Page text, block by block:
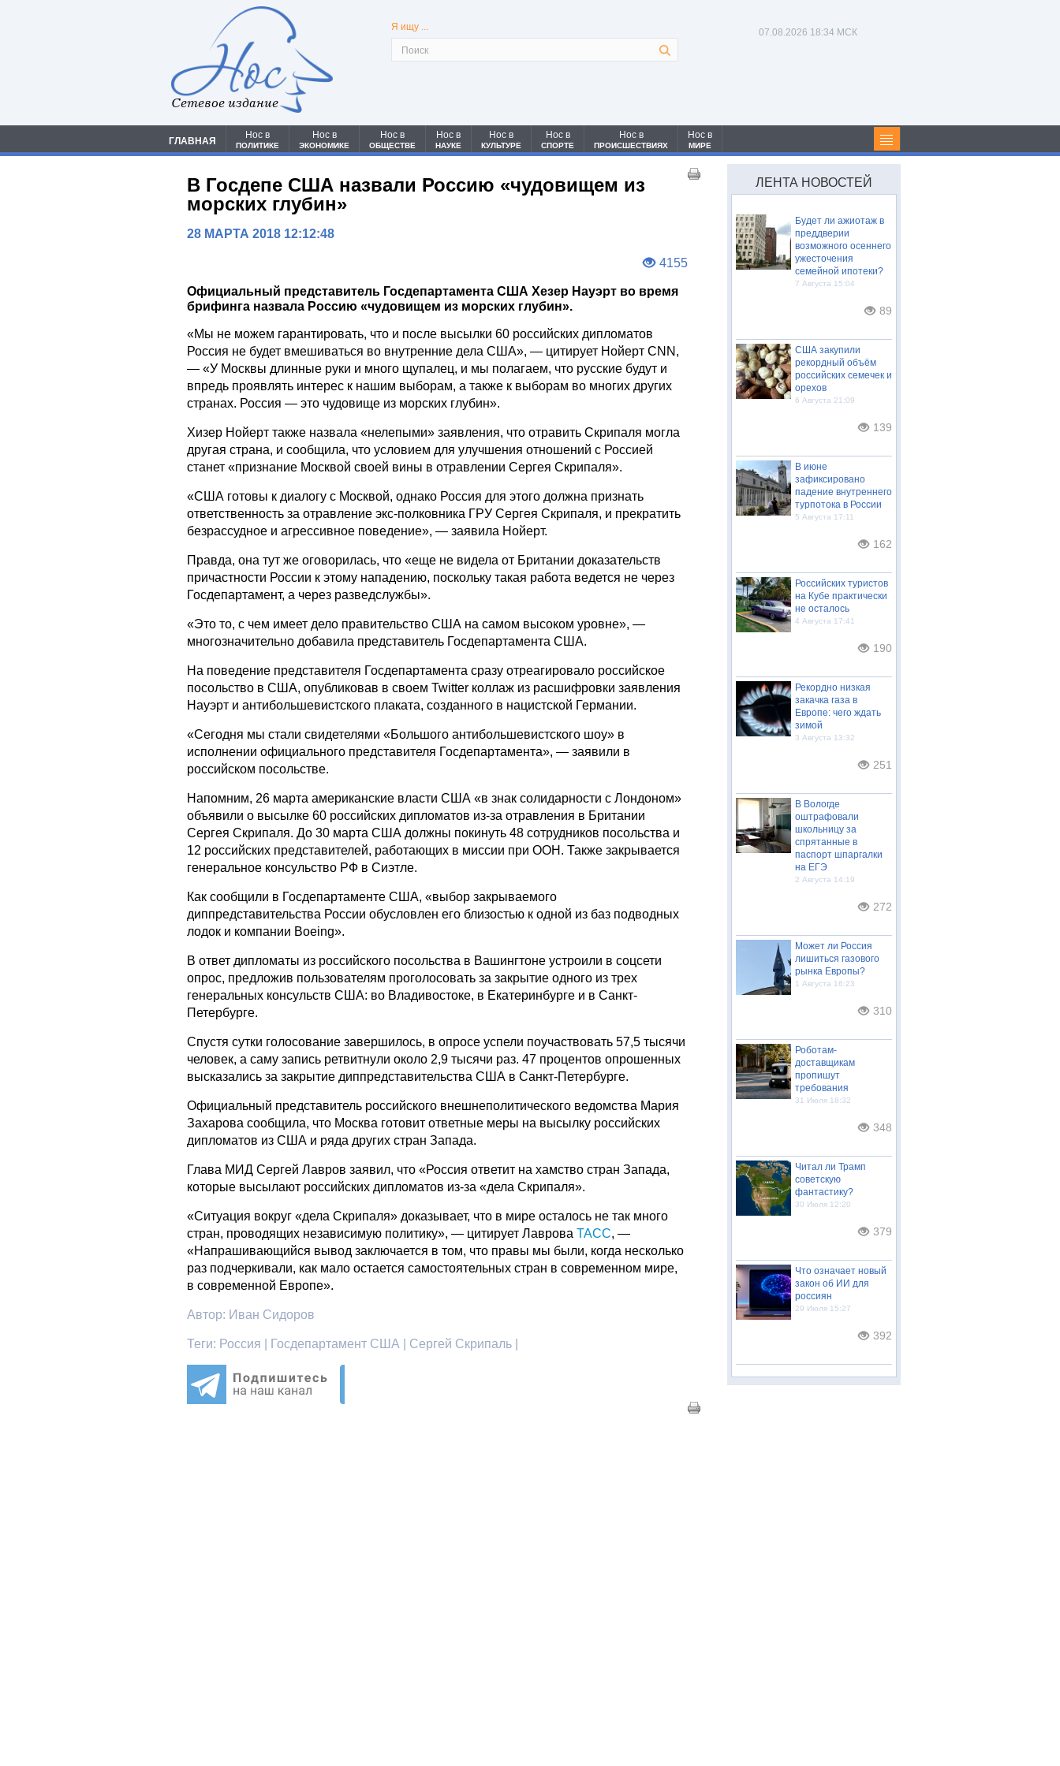
Сетевое издание
Я ищу ... 07.08.2026 18:34 МСК
ГЛАВНАЯ
Нос в
ПОЛИТИКЕ
Нос в
ЭКОНОМИКЕ
Нос в
ОБЩЕСТВЕ
Нос в
НАУКЕ
Нос в
КУЛЬТУРЕ
Нос в
СПОРТЕ
Нос в
ПРОИСШЕСТВИЯХ
Нос в
МИРЕ
В Госдепе США назвали Россию «чудовищем из
морских глубин»
28 МАРТА 2018 12:12:48
4155
Официальный представитель Госдепартамента США Хезер Науэрт во время
брифинга назвала Россию «чудовищем из морских глубин».
«Мы не можем гарантировать, что и после высылки 60 российских дипломатов
Россия не будет вмешиваться во внутренние дела США», — цитирует Нойерт CNN,
— «У Москвы длинные руки и много щупалец, и мы полагаем, что русские будут и
впредь проявлять интерес к нашим выборам, а также к выборам во многих других
странах. Россия — это чудовище из морских глубин».
Хизер Нойерт также назвала «нелепыми» заявления, что отравить Скрипаля могла
другая страна, и сообщила, что условием для улучшения отношений с Россией
станет «признание Москвой своей вины в отравлении Сергея Скрипаля».
«США готовы к диалогу с Москвой, однако Россия для этого должна признать
ответственность за отравление экс-полковника ГРУ Сергея Скрипаля, и прекратить
безрассудное и агрессивное поведение», — заявила Нойерт.
Правда, она тут же оговорилась, что «еще не видела от Британии доказательств
причастности России к этому нападению, поскольку такая работа ведется не через
Госдепартамент, а через разведслужбы».
«Это то, с чем имеет дело правительство США на самом высоком уровне», —
многозначительно добавила представитель Госдепартамента США.
На поведение представителя Госдепартамента сразу отреагировало российское
посольство в США, опубликовав в своем Twitter коллаж из расшифровки заявления
Науэрт и антибольшевистского плаката, созданного в нацистской Германии.
«Сегодня мы стали свидетелями «Большого антибольшевистского шоу» в
исполнении официального представителя Госдепартамента», — заявили в
российском посольстве.
Напомним, 26 марта американские власти США «в знак солидарности с Лондоном»
объявили о высылке 60 российских дипломатов из-за отравления в Британии
Сергея Скрипаля. До 30 марта США должны покинуть 48 сотрудников посольства и
12 российских представителей, работающих в миссии при ООН. Также закрывается
генеральное консульство РФ в Сиэтле.
Как сообщили в Госдепартаменте США, «выбор закрываемого
диппредставительства России обусловлен его близостью к одной из баз подводных
лодок и компании Boeing».
В ответ дипломаты из российского посольства в Вашингтоне устроили в соцсети
опрос, предложив пользователям проголосовать за закрытие одного из трех
генеральных консульств США: во Владивостоке, в Екатеринбурге и в Санкт-
Петербурге.
Спустя сутки голосование завершилось, в опросе успели поучаствовать 57,5 тысячи
человек, а саму запись ретвитнули около 2,9 тысячи раз. 47 процентов опрошенных
высказались за закрытие диппредставительства США в Санкт-Петербурге.
Официальный представитель российского внешнеполитического ведомства Мария
Захарова сообщила, что Москва готовит ответные меры на высылку российских
дипломатов из США и ряда других стран Запада.
Глава МИД Сергей Лавров заявил, что «Россия ответит на хамство стран Запада,
которые высылают российских дипломатов из-за «дела Скрипаля».
«Ситуация вокруг «дела Скрипаля» доказывает, что в мире осталось не так много
стран, проводящих независимую политику», — цитирует ЛавроваТАСС, —
«Напрашивающийся вывод заключается в том, что правы мы были, когда несколько
раз подчеркивали, как мало остается самостоятельных стран в современном мире,
в современной Европе».
Автор: Иван Сидоров
Теги: Россия | Госдепартамент США | Сергей Скрипаль |
ЛЕНТА НОВОСТЕЙ
Будет ли ажиотаж в
преддверии
возможного осеннего
ужесточения
семейной ипотеки?
7 Августа 15:04
89
США закупили
рекордный объём
российских семечек и
орехов
6 Августа 21:09
139
В июне
зафиксировано
падение внутреннего
турпотока в России
5 Августа 17:11
162
Российских туристов
на Кубе практически
не осталось
4 Августа 17:41
190
Рекордно низкая
закачка газа в
Европе: чего ждать
зимой
3 Августа 13:32
251
В Вологде
оштрафовали
школьницу за
спрятанные в
паспорт шпаргалки
на ЕГЭ
2 Августа 14:19
272
Может ли Россия
лишиться газового
рынка Европы?
1 Августа 16:23
310
Роботам-
доставщикам
пропишут
требования
31 Июля 18:32
348
Читал ли Трамп
советскую
фантастику?
30 Июля 12:20
379
Что означает новый
закон об ИИ для
россиян
29 Июля 15:27
392